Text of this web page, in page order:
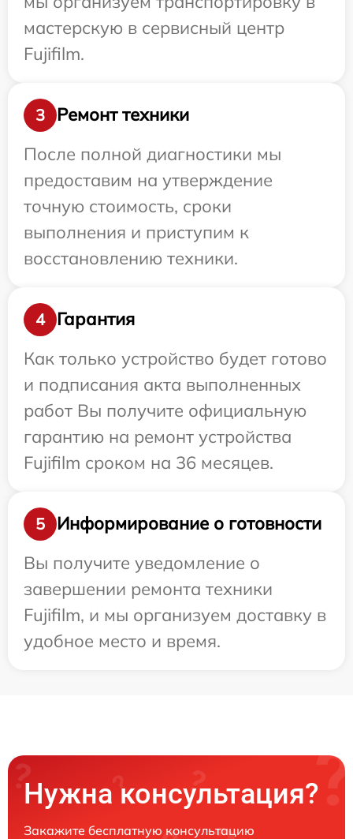
мастерскую в сервисный центр
Fujifilm.
3
Ремонт техники
После полной диагностики мы
предоставим на утверждение
точную стоимость, сроки
выполнения и приступим к
восстановлению техники.
4
Гарантия
Как только устройство будет готово
и подписания акта выполненных
работ Вы получите официальную
гарантию на ремонт устройства
Fujifilm сроком на 36 месяцев.
5
Информирование о готовности
Вы получите уведомление о
завершении ремонта техники
Fujifilm, и мы организуем доставку в
удобное место и время.
Нужна консультация?
Закажите бесплатную консультацию